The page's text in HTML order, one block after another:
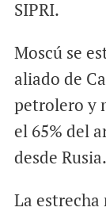
SIPRI.
Moscú se
aliado de
petrolero y
el 65% del
desde Rusia.
La